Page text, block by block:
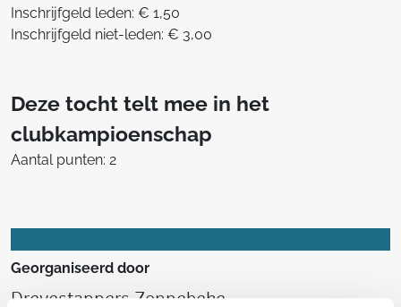
Inschrijfgeld leden: € 1,50
Inschrijfgeld niet-leden: € 3,00
Deze tocht telt mee in het
clubkampioenschap
Aantal punten: 2
Georganiseerd door
Drevestappers Zonnebeke